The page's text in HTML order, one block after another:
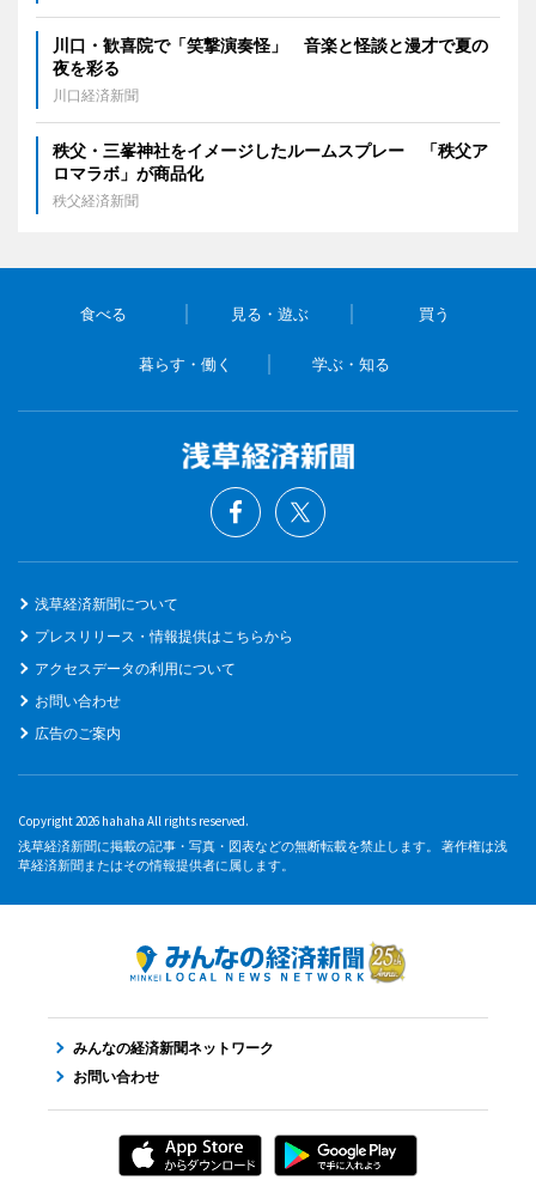
川口・歓喜院で「笑撃演奏怪」 音楽と怪談と漫才で夏の
夜を彩る
川口経済新聞
秩父・三峯神社をイメージしたルームスプレー 「秩父ア
ロマラボ」が商品化
秩父経済新聞
食べる 見る・遊ぶ 買う
暮らす・働く 学ぶ・知る
浅草経済新聞について
プレスリリース・情報提供はこちらから
アクセスデータの利用について
お問い合わせ
広告のご案内
Copyright 2026 hahaha All rights reserved.
浅草経済新聞に掲載の記事・写真・図表などの無断転載を禁止します。 著作権は浅
草経済新聞またはその情報提供者に属します。
みんなの経済新聞ネットワーク
お問い合わせ